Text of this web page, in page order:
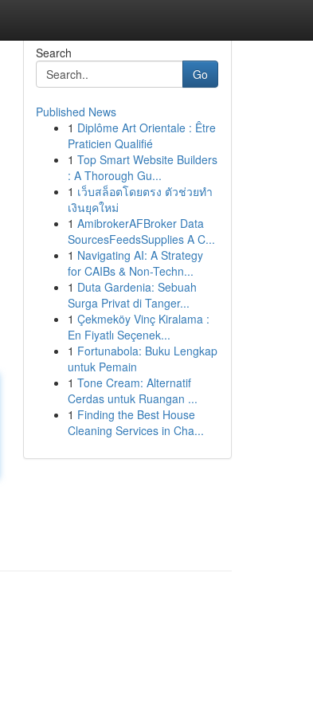
Search
Go
Published News
1 Diplôme Art Orientale : Être
Praticien Qualifié
1 Top Smart Website Builders
: A Thorough Gu...
1 เว็บสล็อตโดยตรง ตัวช่วยทำ
เงินยุคใหม่
1 AmibrokerAFBroker Data
SourcesFeedsSupplies A C...
1 Navigating AI: A Strategy
for CAIBs & Non-Techn...
1 Duta Gardenia: Sebuah
Surga Privat di Tanger...
1 Çekmeköy Vinç Kiralama :
En Fiyatlı Seçenek...
1 Fortunabola: Buku Lengkap
untuk Pemain
1 Tone Cream: Alternatif
Cerdas untuk Ruangan ...
1 Finding the Best House
Cleaning Services in Cha...